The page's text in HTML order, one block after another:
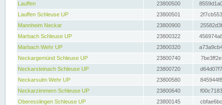
Lauffen
23800500
Lauffen Schleuse UP
23800501
Mannheim Neckar
23800900
Marbach Schleuse UP
23800322
Marbach Wehr UP
23800320
Neckargemünd Schleuse UP
23800740
Neckarsteinach Schleuse UP
23800720
Neckarsulm Wehr UP
23800580
Neckarzimmern Schleuse UP
23800640
Oberesslingen Schleuse UP
23800145